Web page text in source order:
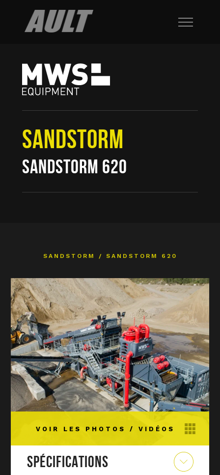
SANDSTORM
SANDSTORM 620
SANDSTORM / SANDSTORM 620
VOIR LES PHOTOS / VIDÉOS
SPÉCIFICATIONS